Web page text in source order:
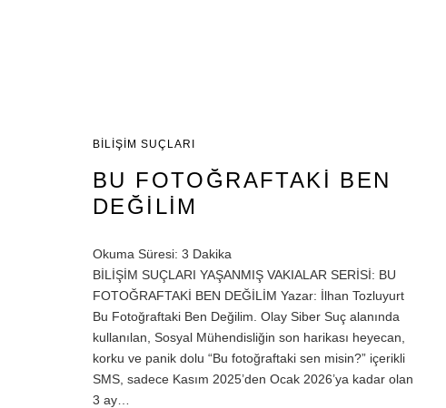
BILIŞIM SUÇLARI
BU FOTOĞRAFTAKİ BEN
DEĞİLİM
Okuma Süresi: 3 Dakika
BİLİŞİM SUÇLARI YAŞANMIŞ VAKIALAR SERİSİ: BU
FOTOĞRAFTAKİ BEN DEĞİLİM Yazar: İlhan Tozluyurt
Bu Fotoğraftaki Ben Değilim. Olay Siber Suç alanında
kullanılan, Sosyal Mühendisliğin son harikası heyecan,
korku ve panik dolu “Bu fotoğraftaki sen misin?” içerikli
SMS, sadece Kasım 2025’den Ocak 2026’ya kadar olan
3 ay…